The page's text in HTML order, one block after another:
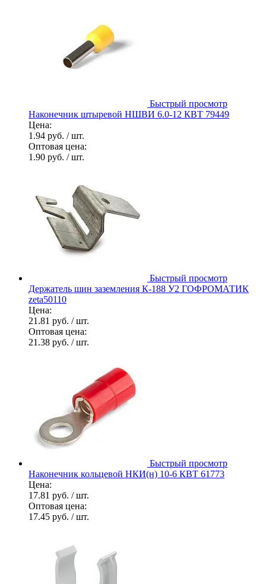
Быстрый просмотр
Наконечник штыревой НШВИ 6.0-12 КВТ 79449
Цена:
1.94 руб. / шт.
Оптовая цена:
1.90 руб. / шт.
Быстрый просмотр
Держатель шин заземления К-188 У2 ГОФРОМАТИК
zeta50110
Цена:
21.81 руб. / шт.
Оптовая цена:
21.38 руб. / шт.
Быстрый просмотр
Наконечник кольцевой НКИ(н) 10-6 КВТ 61773
Цена:
17.81 руб. / шт.
Оптовая цена:
17.45 руб. / шт.